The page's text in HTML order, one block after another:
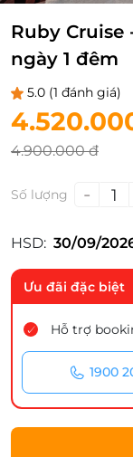
Ruby Cruise
ngày 1 đêm
5.0 (1 đánh giá)
4.900.000 đ
Số lượng - 1
HSD: 30/09/
Ưu đãi đặc biệt
Hỗ trợ
1900